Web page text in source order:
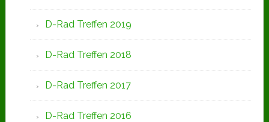
D-Rad Treffen 2019
D-Rad Treffen 2018
D-Rad Treffen 2017
D-Rad Treffen 2016